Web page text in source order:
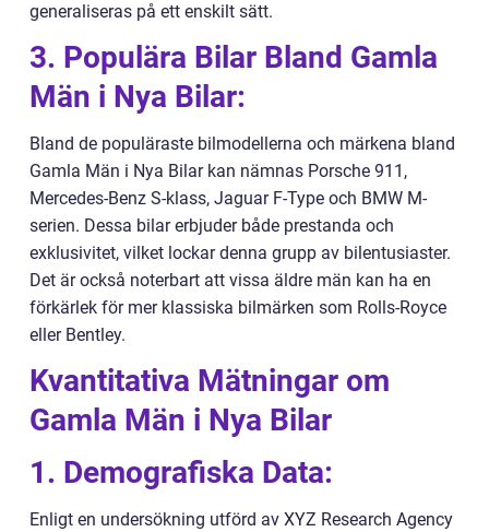
generaliseras på ett enskilt sätt.
3. Populära Bilar Bland Gamla
Män i Nya Bilar:
Bland de populäraste bilmodellerna och märkena bland
Gamla Män i Nya Bilar kan nämnas Porsche 911,
Mercedes-Benz S-klass, Jaguar F-Type och BMW M-
serien. Dessa bilar erbjuder både prestanda och
exklusivitet, vilket lockar denna grupp av bilentusiaster.
Det är också noterbart att vissa äldre män kan ha en
förkärlek för mer klassiska bilmärken som Rolls-Royce
eller Bentley.
Kvantitativa Mätningar om
Gamla Män i Nya Bilar
1. Demografiska Data:
Enligt en undersökning utförd av XYZ Research Agency